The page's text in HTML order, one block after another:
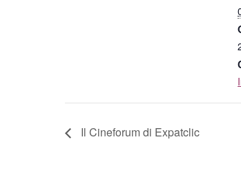
Il Cineforum di Expatclic